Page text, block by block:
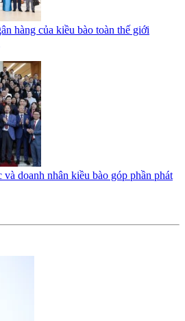
hàng của kiều bào toàn thế giới
doanh nhân kiều bào góp phần phát